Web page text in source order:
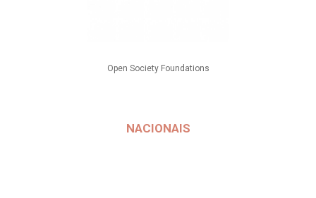
Open Society Foundations
NACIONAIS